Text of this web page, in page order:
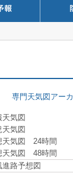
天気
予報
専門天気図アー
天気図
天気図
天気図 24時間
天気図 48時間
進路予想図